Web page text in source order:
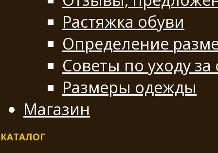
Растяжка обуви
Определение
Советы по уходу
Размеры одежды
Магазин
КАТАЛОГ